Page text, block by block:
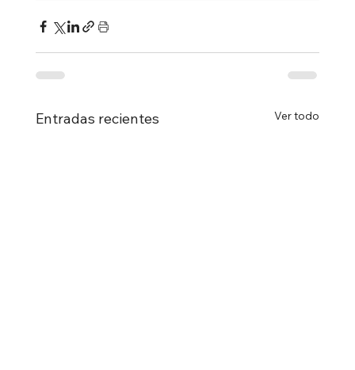
Entradas recientes Ver todo